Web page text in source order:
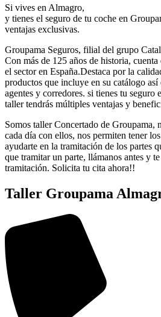
Si vives en Almagro,
y tienes el seguro de tu coche en
ventajas exclusivas.
Groupama Seguros, filial del grupo
Con más de 125 años de historia,
el sector en España.Destaca por la
productos que incluye en su catálogo
agentes y corredores. si tienes tu seguro
taller tendrás múltiples ventajas y
Somos taller Concertado de Groupama,
cada día con ellos, nos permiten tener
ayudarte en la tramitación de los partes
que tramitar un parte, llámanos antes y
tramitación. Solicita tu cita ahora!!
Taller Groupama